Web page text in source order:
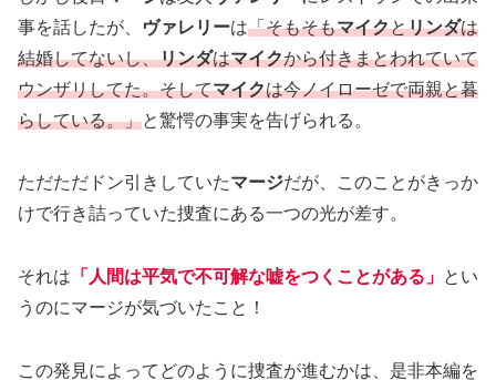
事を話したが、
ヴァレリーは「そもそもマイクとリンダは
結婚してないし、リンダはマイクから付きまとわれていて
ウンザリしてた。そしてマイクは今ノイローゼで両親と暮
らしている。」と驚愕の事実を告げられる。
ただただドン引きしていたマージだが、このことがきっか
けで行き詰っていた捜査にある一つの光が差す。
それは 「人間は平気で不可解な嘘をつくことがある」 とい
うのにマージが気づいたこと！
この発見によってどのように捜査が進むかは、是非本編を